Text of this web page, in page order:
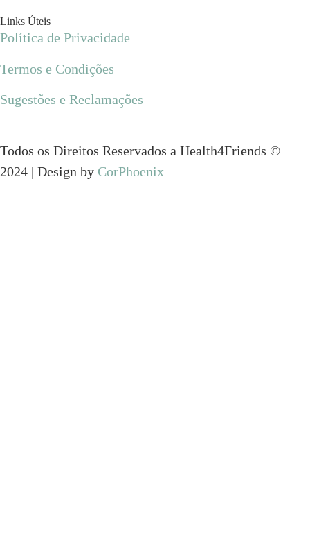
Links Úteis​
Política de Privacidade
Termos e Condições
Sugestões e Reclamações
Todos os Direitos Reservados a Health4Friends ©
2024 | Design by CorPhoenix